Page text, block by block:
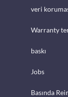
veri
Warranty
baskı
Jobs
Basında